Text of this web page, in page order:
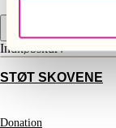
Indkøbskurv
STØT SKOVENE
Donation